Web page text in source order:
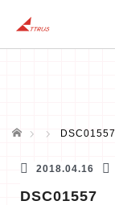
ホーム DSC01557
2018.04.16
DSC01557